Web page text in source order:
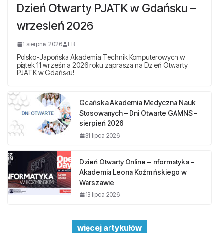
Dzień Otwarty PJATK w Gdańsku –
wrzesień 2026
1 sierpnia 2026 EB
Polsko-Japońska Akademia Technik Komputerowych w
piątek 11 września 2026 roku zaprasza na Dzień Otwarty
PJATK w Gdańsku!
Gdańska Akademia Medyczna Nauk
Stosowanych – Dni Otwarte GAMNS –
sierpień 2026
31 lipca 2026
Dzień Otwarty Online – Informatyka –
Akademia Leona Koźmińskiego w
Warszawie
13 lipca 2026
więcej artykułów